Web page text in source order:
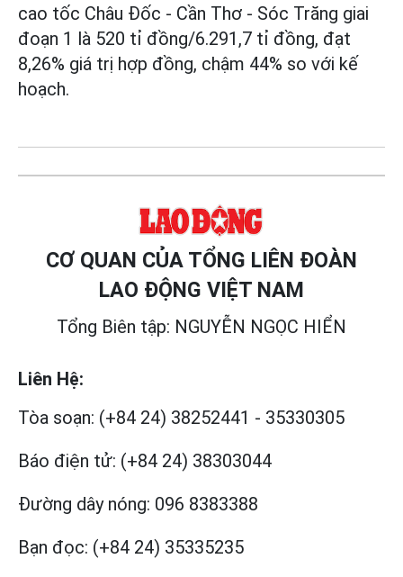
cao tốc Châu Đốc - Cần Thơ - Sóc Trăng giai
đoạn 1 là 520 tỉ đồng/6.291,7 tỉ đồng, đạt
8,26% giá trị hợp đồng, chậm 44% so với kế
hoạch.
CƠ QUAN CỦA TỔNG LIÊN ĐOÀN
LAO ĐỘNG VIỆT NAM
Tổng Biên tập: NGUYỄN NGỌC HIỂN
Liên Hệ:
Tòa soạn: (+84 24) 38252441 - 35330305
Báo điện tử: (+84 24) 38303044
Đường dây nóng: 096 8383388
Bạn đọc: (+84 24) 35335235